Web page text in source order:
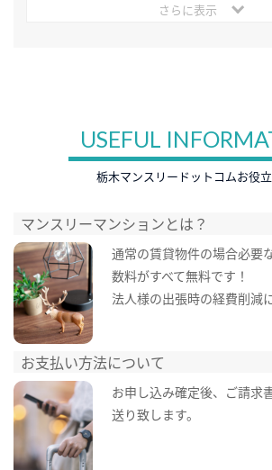
さらに表示
USEFUL
栃木マンスリードットコムお役
マンスリーマンションとは？
通常の賃貸物件の場合必要
数料がすべて無料です！
法人様の出張時の経費削減
お支払い方法について
お申し込み確定後、ご請求
送り致します。